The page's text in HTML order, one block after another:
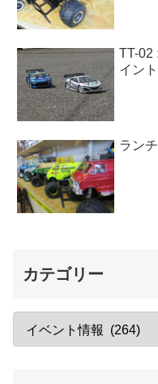
TT-02
イン
ラン
カテゴリー